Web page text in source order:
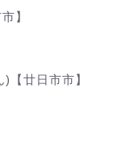
】
廿日市市】